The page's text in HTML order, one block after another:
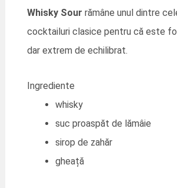
Whisky Sour rămâne unul dintre
cocktailuri clasice pentru că este
dar extrem de echilibrat.
Ingrediente
whisky
suc proaspăt de lămâie
sirop de zahăr
gheață